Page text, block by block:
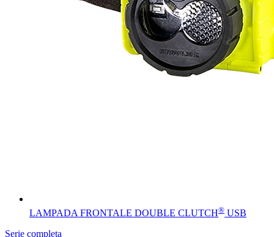
LAMPADA FRONTALE DOUBLE CLUTCH® USB
Serie completa